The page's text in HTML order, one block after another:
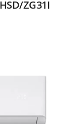
ZG31I